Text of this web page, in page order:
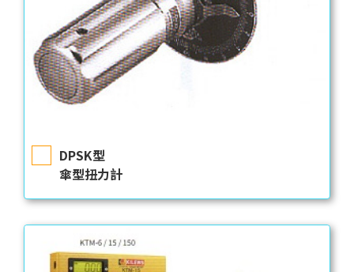
DPSK型
傘型扭力計